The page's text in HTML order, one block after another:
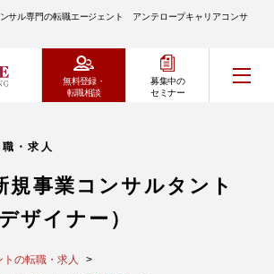
サル専門の転職エージェント アンテロープキャリアコンサ
無料登録・
転職相談
募集中の
セミナー
・求人
規事業コンサルタント
ザイナー）
トの転職・求人